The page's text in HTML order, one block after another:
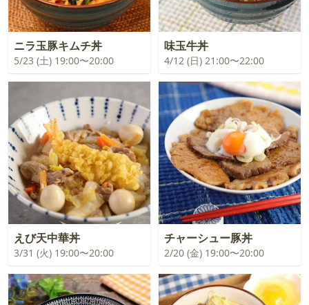
ニラ玉豚キムチ丼
5/23 (土) 19:00〜20:00
味玉牛丼
4/12 (日) 21:00〜22:00
えび天中華丼
3/31 (火) 19:00〜20:00
チャーシュー豚丼
2/20 (金) 19:00〜20:00